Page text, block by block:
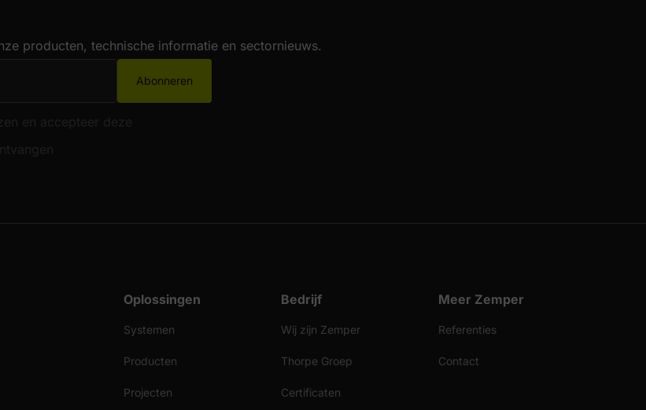
producten, technische informatie en sectornieuws.
Abonneren
Oplossingen
Systemen
Producten
Projecten
Bedrijf
Wij zijn Zemper
Thorpe Groep
Certificaten
Meer Zemper
Referenties
Contact